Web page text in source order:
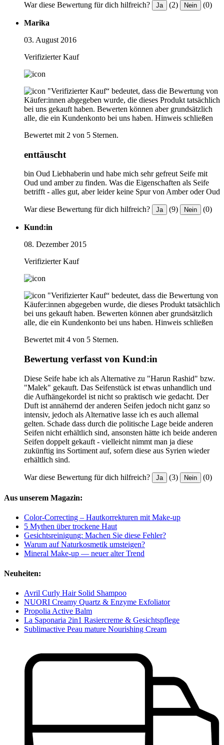
War diese Bewertung für dich hilfreich? Ja (2) Nein (0)
Marika
03. August 2016
Verifizierter Kauf
"Verifizierter Kauf“ bedeutet, dass die Bewertung von
Käufer:innen abgegeben wurde, die dieses Produkt tatsächlich
bei uns gekauft haben. Bewerten können aber grundsätzlich
alle, die ein Kundenkonto bei uns haben. Hinweis schließen
Bewertet mit 2 von 5 Sternen.
enttäuscht
bin Oud Liebhaberin und habe mich sehr gefreut Seife mit
Oud und amber zu finden. Was die Eigenschaften als Seife
betrifft - alles gut, aber leider keine Spur von Amber oder Oud
War diese Bewertung für dich hilfreich? Ja (9) Nein (0)
Kund:in
08. Dezember 2015
Verifizierter Kauf
"Verifizierter Kauf“ bedeutet, dass die Bewertung von
Käufer:innen abgegeben wurde, die dieses Produkt tatsächlich
bei uns gekauft haben. Bewerten können aber grundsätzlich
alle, die ein Kundenkonto bei uns haben. Hinweis schließen
Bewertet mit 4 von 5 Sternen.
Bewertung verfasst von Kund:in
Diese Seife habe ich als Alternative zu "Harun Rashid" bzw.
"Malek" gekauft. Das Seifenstück ist etwas unhandlich und
die Aufhängekordel ist nicht so praktisch wie gedacht. Der
Duft ist annähernd der anderen Seifen jedoch nicht ganz so
intensiv, jedoch als Alternative lasse ich es auch allemal
gelten. Schade dass durch die politische Lage beide anderen
Seifen nicht erhältlich sind, ansonsten hätte ich beide anderen
Seifen doppelt gekauft - vielleicht nimmt man ja diese
zukünftig ins Sortiment auf, sofern diese aus Syrien wieder
erhältlich sind.
War diese Bewertung für dich hilfreich? Ja (3) Nein (0)
Aus unserem Magazin:
Color-Correcting – Hautkorrekturen mit Make-up
5 Mythen über trockene Haut
Gesichtsreinigung: Machen Sie diese Fehler?
Warum auf Naturkosmetik umsteigen?
Mineral Make-up — neuer alter Trend
Neuheiten:
Avril Curly Hair Solid Shampoo
NUORI Creamy Quartz & Enzyme Exfoliator
Propolia Active Balm
La Saponaria 2in1 Rasiercreme & Gesichtspflege
Sublimactive Peau mature Nourishing Cream